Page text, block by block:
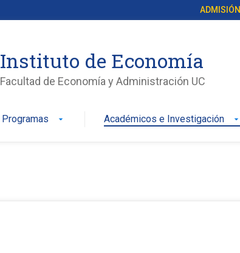
ADMISIÓN
Instituto de Economía
Facultad de Economía y Administración UC
Programas arrow_drop_down Académicos e Investigación arrow_drop_down